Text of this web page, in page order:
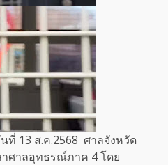
ส.ค.2568 ศาลจังหวัด
ศาลอุทธรณ์ภาค 4 โดย